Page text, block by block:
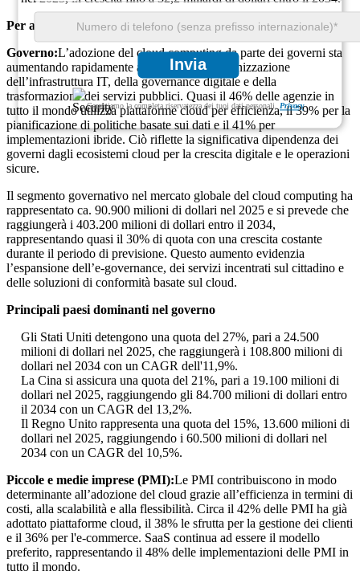
Invia
Garantiamo la completa riservatezza dei tuoi dati personali. Privacy
Per applicazione
Governo:L’adozione del cloud computing da parte dei governi sta
aumentando rapidamente a causa della modernizzazione
dell’infrastruttura IT, della governance digitale e della
trasformazione dei servizi pubblici. Quasi il 46% delle agenzie in
tutto il mondo utilizza piattaforme cloud per efficienza, il 39% per la
pianificazione di politiche basate sui dati e il 41% per
implementazioni ibride. Ciò riflette la significativa dipendenza dei
governi dagli ecosistemi cloud per la crescita digitale e le operazioni
sicure.
Il segmento governativo nel mercato globale del cloud computing ha
rappresentato ca. 90.900 milioni di dollari nel 2025 e si prevede che
raggiungerà i 403.200 milioni di dollari entro il 2034,
rappresentando quasi il 30% di quota con una crescita costante
durante il periodo di previsione. Questo aumento evidenzia
l’espansione dell’e-governance, dei servizi incentrati sul cittadino e
delle soluzioni di conformità basate sul cloud.
Principali paesi dominanti nel governo
Gli Stati Uniti detengono una quota del 27%, pari a 24.500
milioni di dollari nel 2025, che raggiungerà i 108.800 milioni di
dollari nel 2034 con un CAGR dell'11,9%.
La Cina si assicura una quota del 21%, pari a 19.100 milioni di
dollari nel 2025, raggiungendo gli 84.700 milioni di dollari entro
il 2034 con un CAGR del 13,2%.
Il Regno Unito rappresenta una quota del 15%, 13.600 milioni di
dollari nel 2025, raggiungendo i 60.500 milioni di dollari nel
2034 con un CAGR del 10,5%.
Piccole e medie imprese (PMI):Le PMI contribuiscono in modo
determinante all’adozione del cloud grazie all’efficienza in termini di
costi, alla scalabilità e alla flessibilità. Circa il 42% delle PMI ha già
adottato piattaforme cloud, il 38% le sfrutta per la gestione dei clienti
e il 36% per l'e-commerce. SaaS continua ad essere il modello
preferito, rappresentando il 48% delle implementazioni delle PMI in
tutto il mondo.